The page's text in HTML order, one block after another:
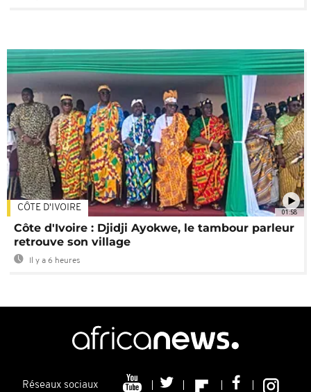
01:58
CÔTE D'IVOIRE
Côte d'Ivoire : Djidji Ayokwe, le tambour parleur
retrouve son village
Il y a 6 heures
Réseaux sociaux